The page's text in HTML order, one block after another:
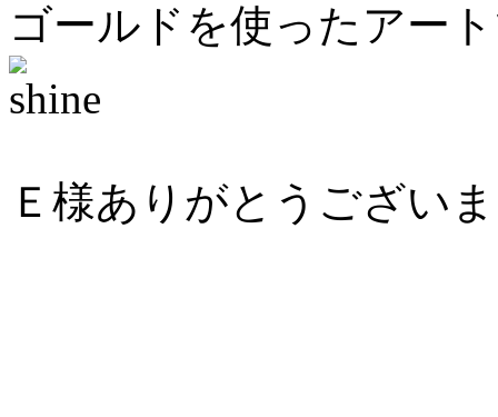
ゴールドを使ったアー
Ｅ様ありがとうござい